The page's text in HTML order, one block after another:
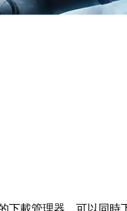
下載管理器。可以同時